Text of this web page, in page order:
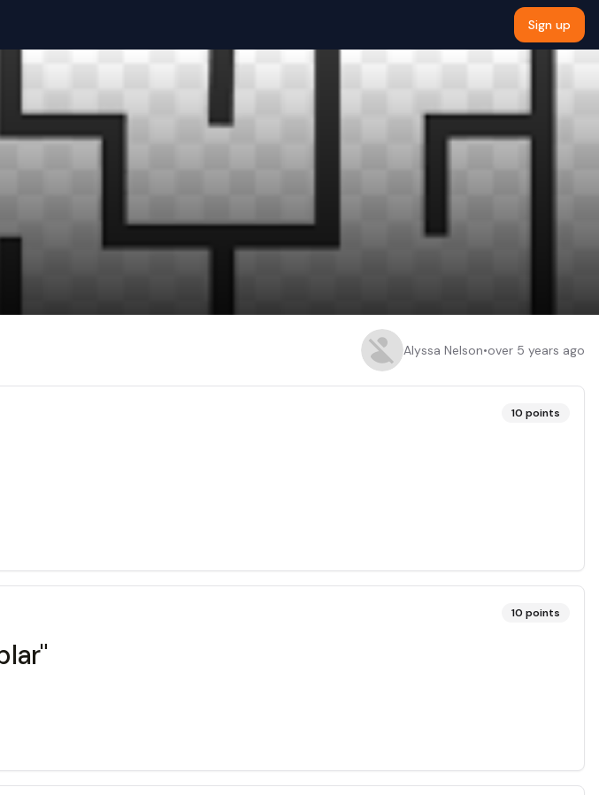
Sign up
Alyssa Nelson•over 5 years ago
10 points
10 points